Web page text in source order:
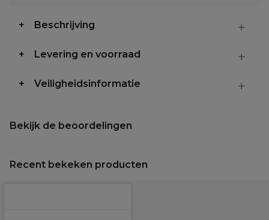
Beschrijving
Levering en voorraad
Veiligheidsinformatie
Bekijk de beoordelingen
Recent bekeken producten